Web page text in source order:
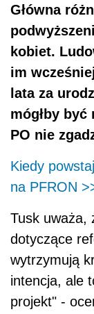
Główna
kobiet.
im
lata za
mógłby
PO nie
Kiedy
na PFRON
Tusk uważa,
dotyczące
wytrzymują
intencja, ale
projekt" -